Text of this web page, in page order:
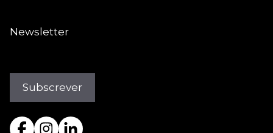
Newsletter